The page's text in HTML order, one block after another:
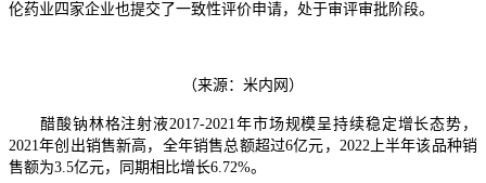
伦药业四家企业也提交了一致性评价申请，处于审评审批阶段。
（来源：米内网）
醋酸钠林格注射液2017-2021年市场规模呈持续稳定增长态势，
2021年创出销售新高，全年销售总额超过6亿元，2022上半年该品种销
售额为3.5亿元，同期相比增长6.72%。